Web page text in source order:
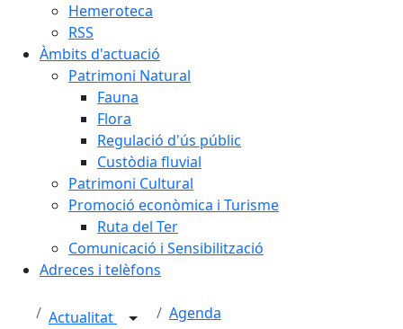
Hemeroteca
RSS
Àmbits d'actuació
Patrimoni Natural
Fauna
Flora
Regulació d'ús públic
Custòdia fluvial
Patrimoni Cultural
Promoció econòmica i Turisme
Ruta del Ter
Comunicació i Sensibilització
Adreces i telèfons
Actualitat Agenda